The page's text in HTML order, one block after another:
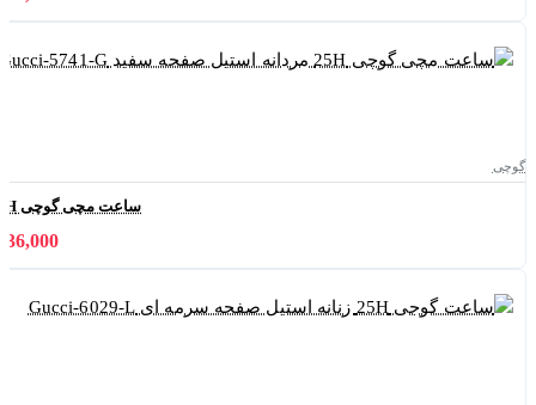
گوچی
ساعت مچی گوچی 25H مردانه استیل صفحه سفید Gucci-5741-G
11,036,000